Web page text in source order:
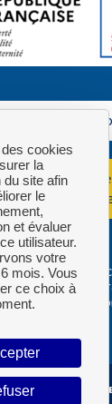
Contactez-
vous à
Avec la
du
de
ADEME ® ALL RIGHT
cookies
la
du site afin
le
et évaluer
utilisateur.
votre
mois. Vous
ce choix à